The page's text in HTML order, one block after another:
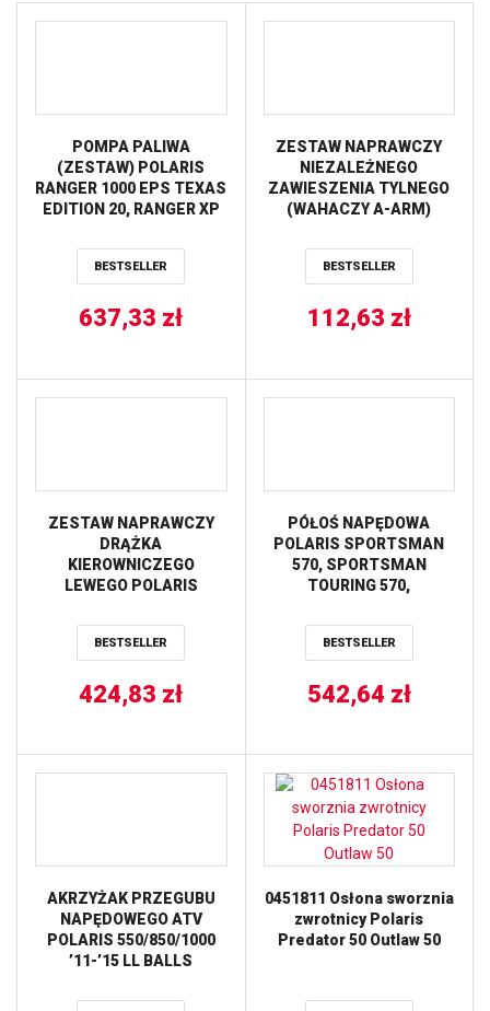
POMPA PALIWA
(ZESTAW) POLARIS
RANGER 1000 EPS TEXAS
EDITION 20, RANGER XP
1000 EPS CREW 20,
RANGER XP 1000 EPS
BESTSELLER
637,33 zł
ZESTAW NAPRAWCZY
NIEZALEŻNEGO
ZAWIESZENIA TYLNEGO
(WAHACZY A-ARM)
TOURING 500 EFI ’08-’13,
800 EFI ’08-’09,
ALL BALLS
BESTSELLER
112,63 zł
ZESTAW NAPRAWCZY
DRĄŻKA
KIEROWNICZEGO
LEWEGO POLARIS
RANGER 570 16, RANGER
570 CREW 16, RANGER
RANGER 570 EPS 16,
RANGER 570 EU 16 ALL
BESTSELLER
424,83 zł
PÓŁOŚ NAPĘDOWA
POLARIS SPORTSMAN
570, SPORTSMAN
TOURING 570,
STRONG TYŁ STRONA
LEWA PRAWA ALL BALLS
BESTSELLER
542,64 zł
AKRZYŻAK PRZEGUBU
NAPĘDOWEGO ATV
POLARIS 550/850/1000
’11-’15 LL BALLS
0451811 Osłona sworznia
zwrotnicy Polaris
Predator 50 Outlaw 50